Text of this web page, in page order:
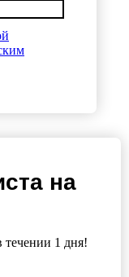
на
течении 1 дня!